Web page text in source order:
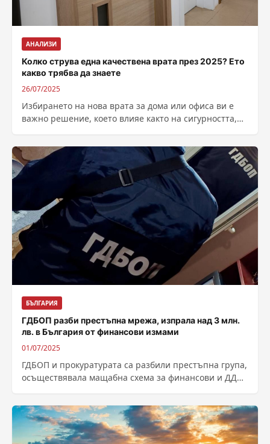
АНАЛИЗИ
Колко струва една качествена врата през 2025? Ето
какво трябва да знаете
26/07/2025
Избирането на нова врата за дома или офиса ви е
важно решение, което влияе както на сигурността,
БЪЛГАРИЯ
ГДБОП разби престъпна мрежа, изпрала над 3 млн.
лв. в България от финансови измами
01/07/2025
ГДБОП и прокуратурата са разбили престъпна група,
осъществявала мащабна схема за финансови и ДДС